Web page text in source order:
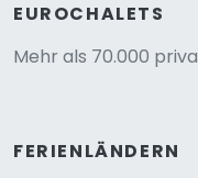
EUROCHALETS
Mehr als 70.000
FERIENLÄNDERN